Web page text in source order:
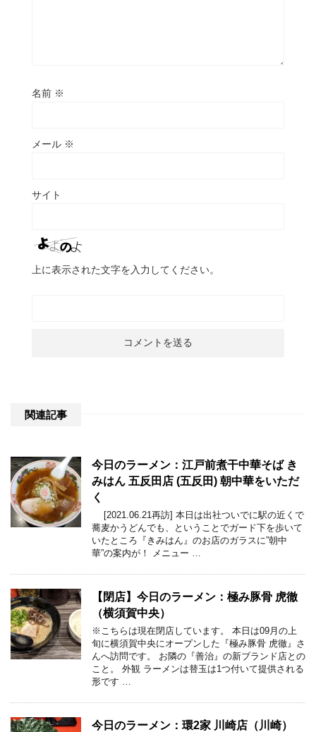
名前 ※
メール ※
サイト
上に表示された文字を入力してください。
関連記事
今日のラーメン：江戸前煮干中華そば き
みはん 五反田店 (五反田) 朝中華をいただ
く
[2021.06.21再訪] 本日は出社ついでに駅の近くで
蕎麦かうどんでも、ということでガード下を歩いて
いたところ『きみはん』のお店のガラスに”朝中
華”の案内が！ メニュー …
【閉店】今日のラーメン：極み豚骨 虎徹
（横須賀中央）
※こちらは現在閉店しています。 本日は09月の上
旬に横須賀中央にオープンした『極み豚骨 虎徹』さ
んへ訪問です。 お隣の『善治』の新ブランド店との
こと。 外観 ラーメンは替玉は1つ付いて提供される
形です …
今日のラーメン：環2家 川崎店（川崎）